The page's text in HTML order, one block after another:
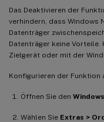
Das Deaktivieren der
verhindern, dass Windows
Datenträger
Datenträger keine Vorteile.
Zielgerät oder mit der
Konfigurieren der Funktion
Öffnen Sie den
Wählen Sie Extras >